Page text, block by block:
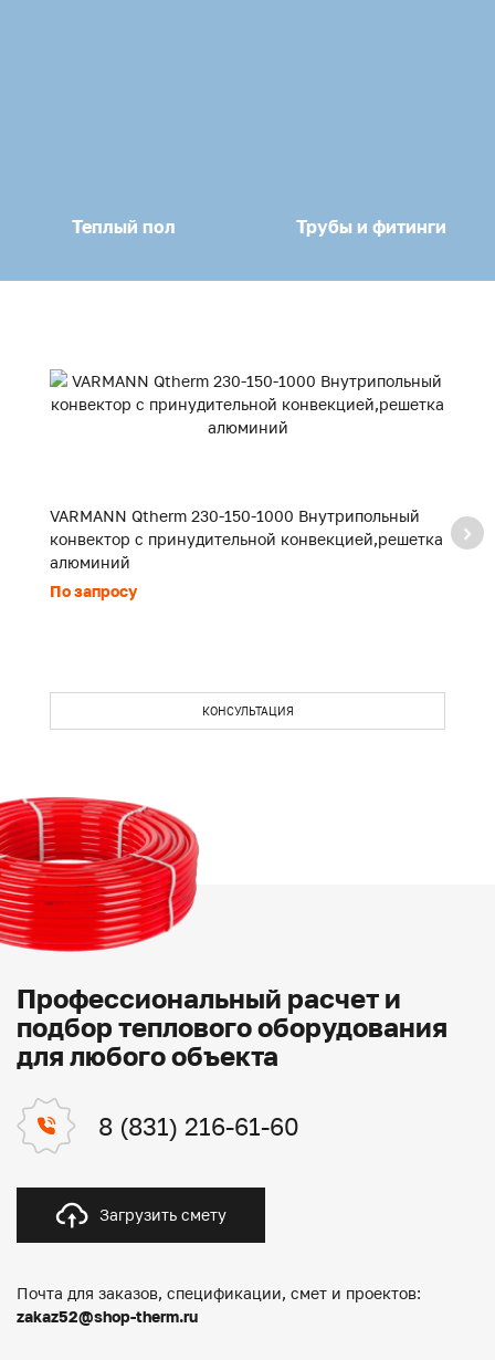
Теплый пол Трубы и фитинги
VARMANN Qtherm 230-150-1000 Внутрипольный
конвектор с принудительной конвекцией,решетка
алюминий
По запросу
КОНСУЛЬТАЦИЯ
Профессиональный расчет и
подбор теплового оборудования
для любого объекта
8 (831) 216-61-60
Загрузить смету
Почта для заказов, спецификации, смет и проектов:
zakaz52@shop-therm.ru